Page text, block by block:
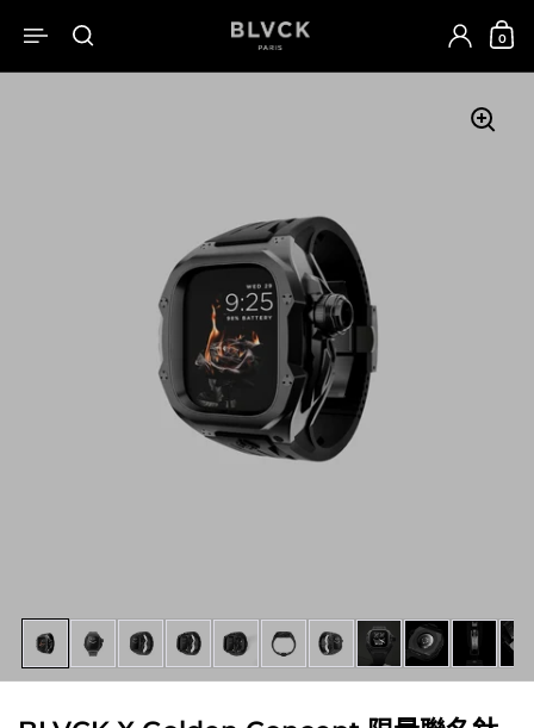
開啟選單開啟搜尋 開啟
0